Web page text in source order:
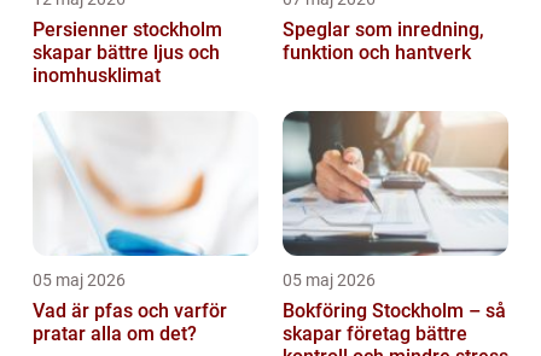
Persienner stockholm
skapar bättre ljus och
inomhusklimat
Speglar som inredning,
funktion och hantverk
05 maj 2026
Vad är pfas och varför
pratar alla om det?
05 maj 2026
Bokföring Stockholm – så
skapar företag bättre